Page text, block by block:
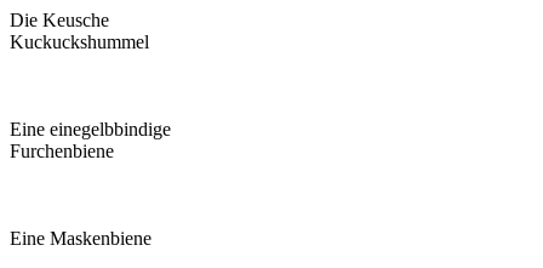
Die Keusche
Kuckuckshummel
Eine einegelbbindige
Furchenbiene
Eine Maskenbiene